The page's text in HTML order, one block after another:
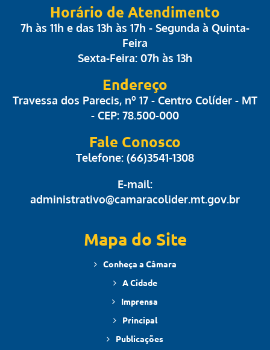
Horário de Atendimento
7h às 11h e das 13h às 17h - Segunda à Quinta-
Feira
Sexta-Feira: 07h às 13h
Endereço
Travessa dos Parecis, nº 17 - Centro Colíder - MT
- CEP: 78.500-000
Fale Conosco
Telefone: (66)3541-1308
E-mail:
administrativo@camaracolider.mt.gov.br
Mapa do Site
Conheça a Câmara
A Cidade
Imprensa
Principal
Publicações